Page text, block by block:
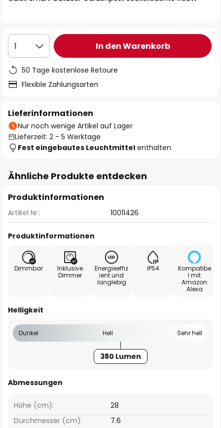
1 In den Warenkorb
50 Tage kostenlose Retoure
Flexible Zahlungsarten
Lieferinformationen
Nur noch wenige Artikel auf Lager
Lieferzeit: 2 - 5 Werktage
Fest eingebautes Leuchtmittel enthalten
Ähnliche Produkte entdecken
Produktinformationen
Artikel Nr.: 10011426
Produktinformationen
Dimmbar
Inklusive
Dimmer
Energieeffiz
ient und
langlebig
IP54
Kompatibe
l mit
Amazon
Alexa
Helligkeit
Dunkel Hell Sehr hell
380 Lumen
Abmessungen
Höhe (cm):
28
Durchmesser (cm):
7.6